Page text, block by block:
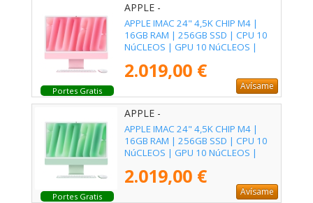
Portes Gratis
APPLE -
APPLE IMAC 24" 4,5K CHIP M4 |
16GB RAM | 256GB SSD | CPU 10
NúCLEOS | GPU 10 NúCLEOS |
2.019,00 €
Avísame
Portes Gratis
APPLE -
APPLE IMAC 24" 4,5K CHIP M4 |
16GB RAM | 256GB SSD | CPU 10
NúCLEOS | GPU 10 NúCLEOS |
2.019,00 €
Avísame